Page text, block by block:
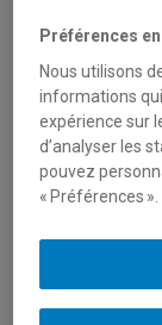
Josie-Anne
Local: A-6056
Tél.: (514)
lacoste.josie-
Tél.: (514) 987-
Préférences
Nous utilisons
informations
expérience sur
d’analyser les
pouvez
« Préférences ».